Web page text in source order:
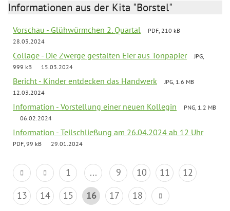
Informationen aus der Kita "Borstel"
Vorschau - Glühwürmchen 2. Quartal
PDF, 210 kB
28.03.2024
Collage - Die Zwerge gestalten Eier aus Tonpapier
JPG,
999 kB
15.03.2024
Bericht - Kinder entdecken das Handwerk
JPG, 1.6 MB
12.03.2024
Information - Vorstellung einer neuen Kollegin
PNG, 1.2 MB
06.02.2024
Information - Teilschließung am 26.04.2024 ab 12 Uhr
PDF, 99 kB 29.01.2024
1 ... 9 10 11
12
13
14 15 16 17 18